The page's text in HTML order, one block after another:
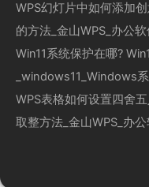
WPS幻灯片中如何添加
的方法_金山WPS_办公
Win11系统保护在哪?
_windows11_Windows
WPS表格如何设置四舍
取整方法_金山WPS_办